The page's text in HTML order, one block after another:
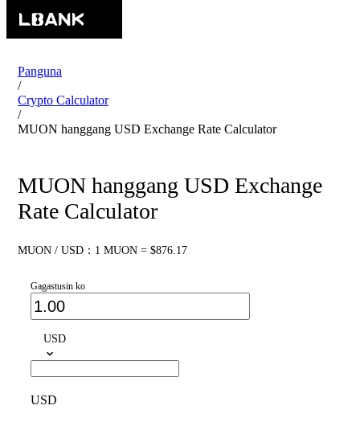
Panguna
/
Crypto Calculator
/
MUON hanggang USD Exchange Rate Calculator
MUON hanggang USD Exchange
Rate Calculator
MUON / USD：1 MUON = $876.17
Gagastusin ko
USD
USD